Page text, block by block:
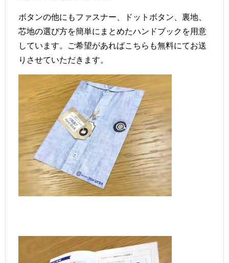
ボタンの他にもファスナー、ドットボタン、裏地、
芯地の選び方を簡単にまとめたハンドブックを用意
しています。ご希望があればこちらも無料にてお送
りさせていただきます。